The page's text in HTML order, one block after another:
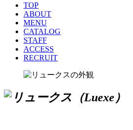
TOP
ABOUT
MENU
CATALOG
STAFF
ACCESS
RECRUIT